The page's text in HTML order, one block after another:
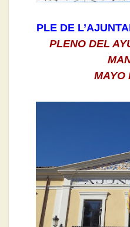
PLE DE
PLENO DEL
MAYO